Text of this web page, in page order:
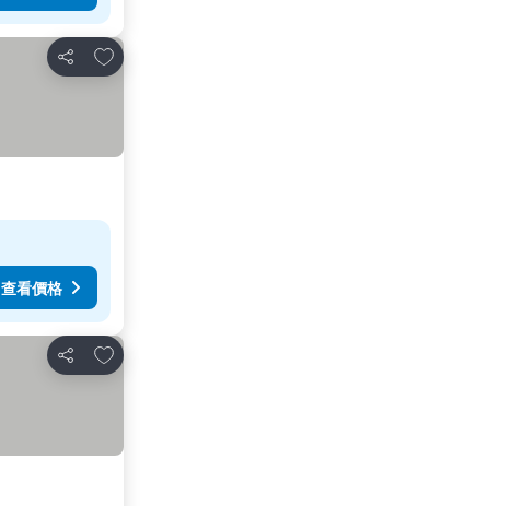
分享
加入我的最愛
查看價格
分享
加入我的最愛